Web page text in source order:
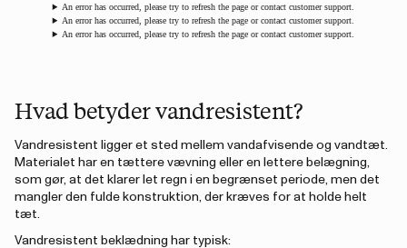
An error has occurred, please try to refresh the page or contact customer support.
An error has occurred, please try to refresh the page or contact customer support.
An error has occurred, please try to refresh the page or contact customer support.
Hvad betyder vandresistent?
Vandresistent ligger et sted mellem vandafvisende og vandtæt.
Materialet har en tættere vævning eller en lettere belægning,
som gør, at det klarer let regn i en begrænset periode, men det
mangler den fulde konstruktion, der kræves for at holde helt
tæt.
Vandresistent beklædning har typisk: